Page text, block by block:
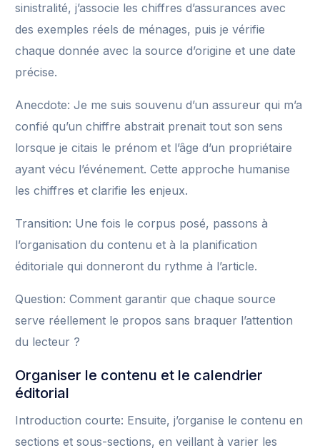
sinistralité, j’associe les chiffres d’assurances avec
des exemples réels de ménages, puis je vérifie
chaque donnée avec la source d’origine et une date
précise.
Anecdote: Je me suis souvenu d’un assureur qui m’a
confié qu’un chiffre abstrait prenait tout son sens
lorsque je citais le prénom et l’âge d’un propriétaire
ayant vécu l’événement. Cette approche humanise
les chiffres et clarifie les enjeux.
Transition: Une fois le corpus posé, passons à
l’organisation du contenu et à la planification
éditoriale qui donneront du rythme à l’article.
Question: Comment garantir que chaque source
serve réellement le propos sans braquer l’attention
du lecteur ?
Organiser le contenu et le calendrier
éditorial
Introduction courte: Ensuite, j’organise le contenu en
sections et sous-sections, en veillant à varier les